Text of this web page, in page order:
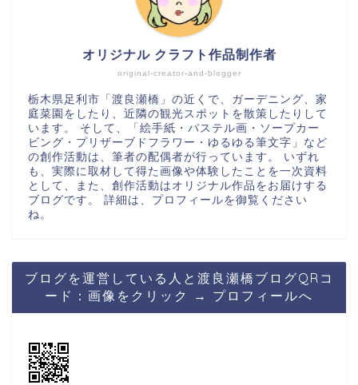
original-creator-and-blogger
オリジナル クラフト作品制作者
栃木県足利市「渡良瀬橋」の近くで、ガーデニング、家
庭菜園をしたり、近隣の観光スポットを散策したりして
います。 そして、「絵手紙・パステル画・ソープカー
ビング・プリザーブドフラワー・ゆるゆる筆文字」など
の創作活動は、筆者の配偶者が行っています。 いずれ
も、実際に取材して得た画像や体験したことを一次資料
として、また、創作活動はオリジナル作品をお届けする
ブログです。 詳細は、プロフィールを御覧ください
ね。
ブログを運営している人と渡良瀬橋ブログQRコ
ード：画像をクリック → プロフィールへ